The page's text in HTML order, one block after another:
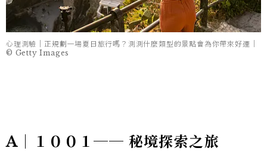
心理測驗｜正規劃一場夏日旅行嗎？測測什麼類型的景點會為你帶來好運｜
© Getty Images
A｜１００１── 秘境探索之旅